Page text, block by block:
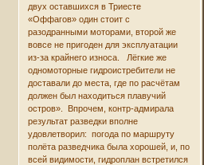
двух оставшихся в Триесте
«Оффагов» один стоит с
разодранными моторами, второй же
вовсе не пригоден для эксплуатации
из-за крайнего износа. Лёгкие же
одномоторные гидроистребители не
доставали до места, где по расчётам
должен был находиться плавучий
остров». Впрочем, контр-адмирала
результат разведки вполне
удовлетворил: погода по маршруту
полёта разведчика была хорошей, и, по
всей видимости, гидроплан встретился